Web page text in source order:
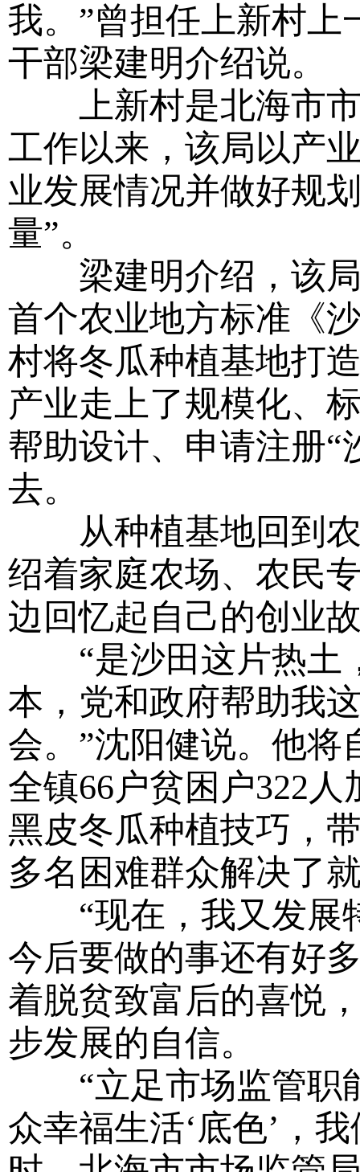
我。”曾担任上新村上
干部梁建明介绍说。
上新村是北海市市
工作以来，该局以产
业发展情况并做好规
量”。
梁建明介绍，该局
首个农业地方标准《
村将冬瓜种植基地打
产业走上了规模化、
帮助设计、申请注册“
去。
从种植基地回到农
绍着家庭农场、农民
边回忆起自己的创业
“是沙田这片热土
本，党和政府帮助我
会。”沈阳健说。他
全镇66户贫困户322
黑皮冬瓜种植技巧，
多名困难群众解决了
“现在，我又发展
今后要做的事还有好
着脱贫致富后的喜悦
步发展的自信。
“立足市场监管职能
众幸福生活‘底色’，